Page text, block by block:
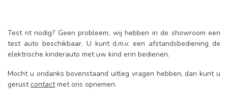
Test rit nodig? Geen probleem, wij hebben in de showroom een
test auto beschikbaar. U kunt d.m.v. een afstandsbediening de
elektrische kinderauto met uw kind erin bedienen.
Mocht u ondanks bovenstaand uitleg vragen hebben, dan kunt u
gerustcontactmet ons opnemen.